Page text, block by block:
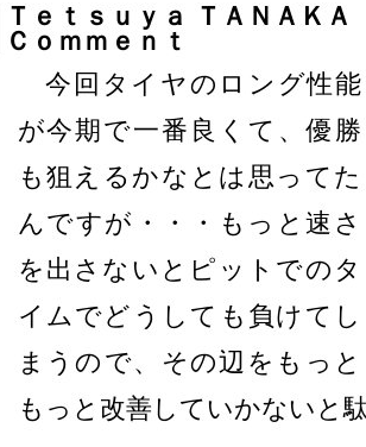
Ｔｅｔｓｕｙａ ＴＡＮＡＫＡ
Ｃｏｍｍｅｎｔ
今回タイヤのロング性能
が今期で一番良くて、優勝
も狙えるかなとは思ってた
んですが・・・もっと速さ
を出さないとピットでのタ
イムでどうしても負けてし
まうので、その辺をもっと
もっと改善していかないと